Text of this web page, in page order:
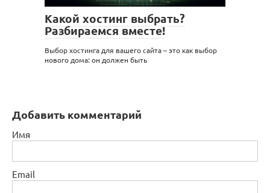
Какой хостинг выбрать?
Разбираемся вместе!
Выбор хостинга для вашего сайта – это как выбор
нового дома: он должен быть
Добавить комментарий
Имя
Email